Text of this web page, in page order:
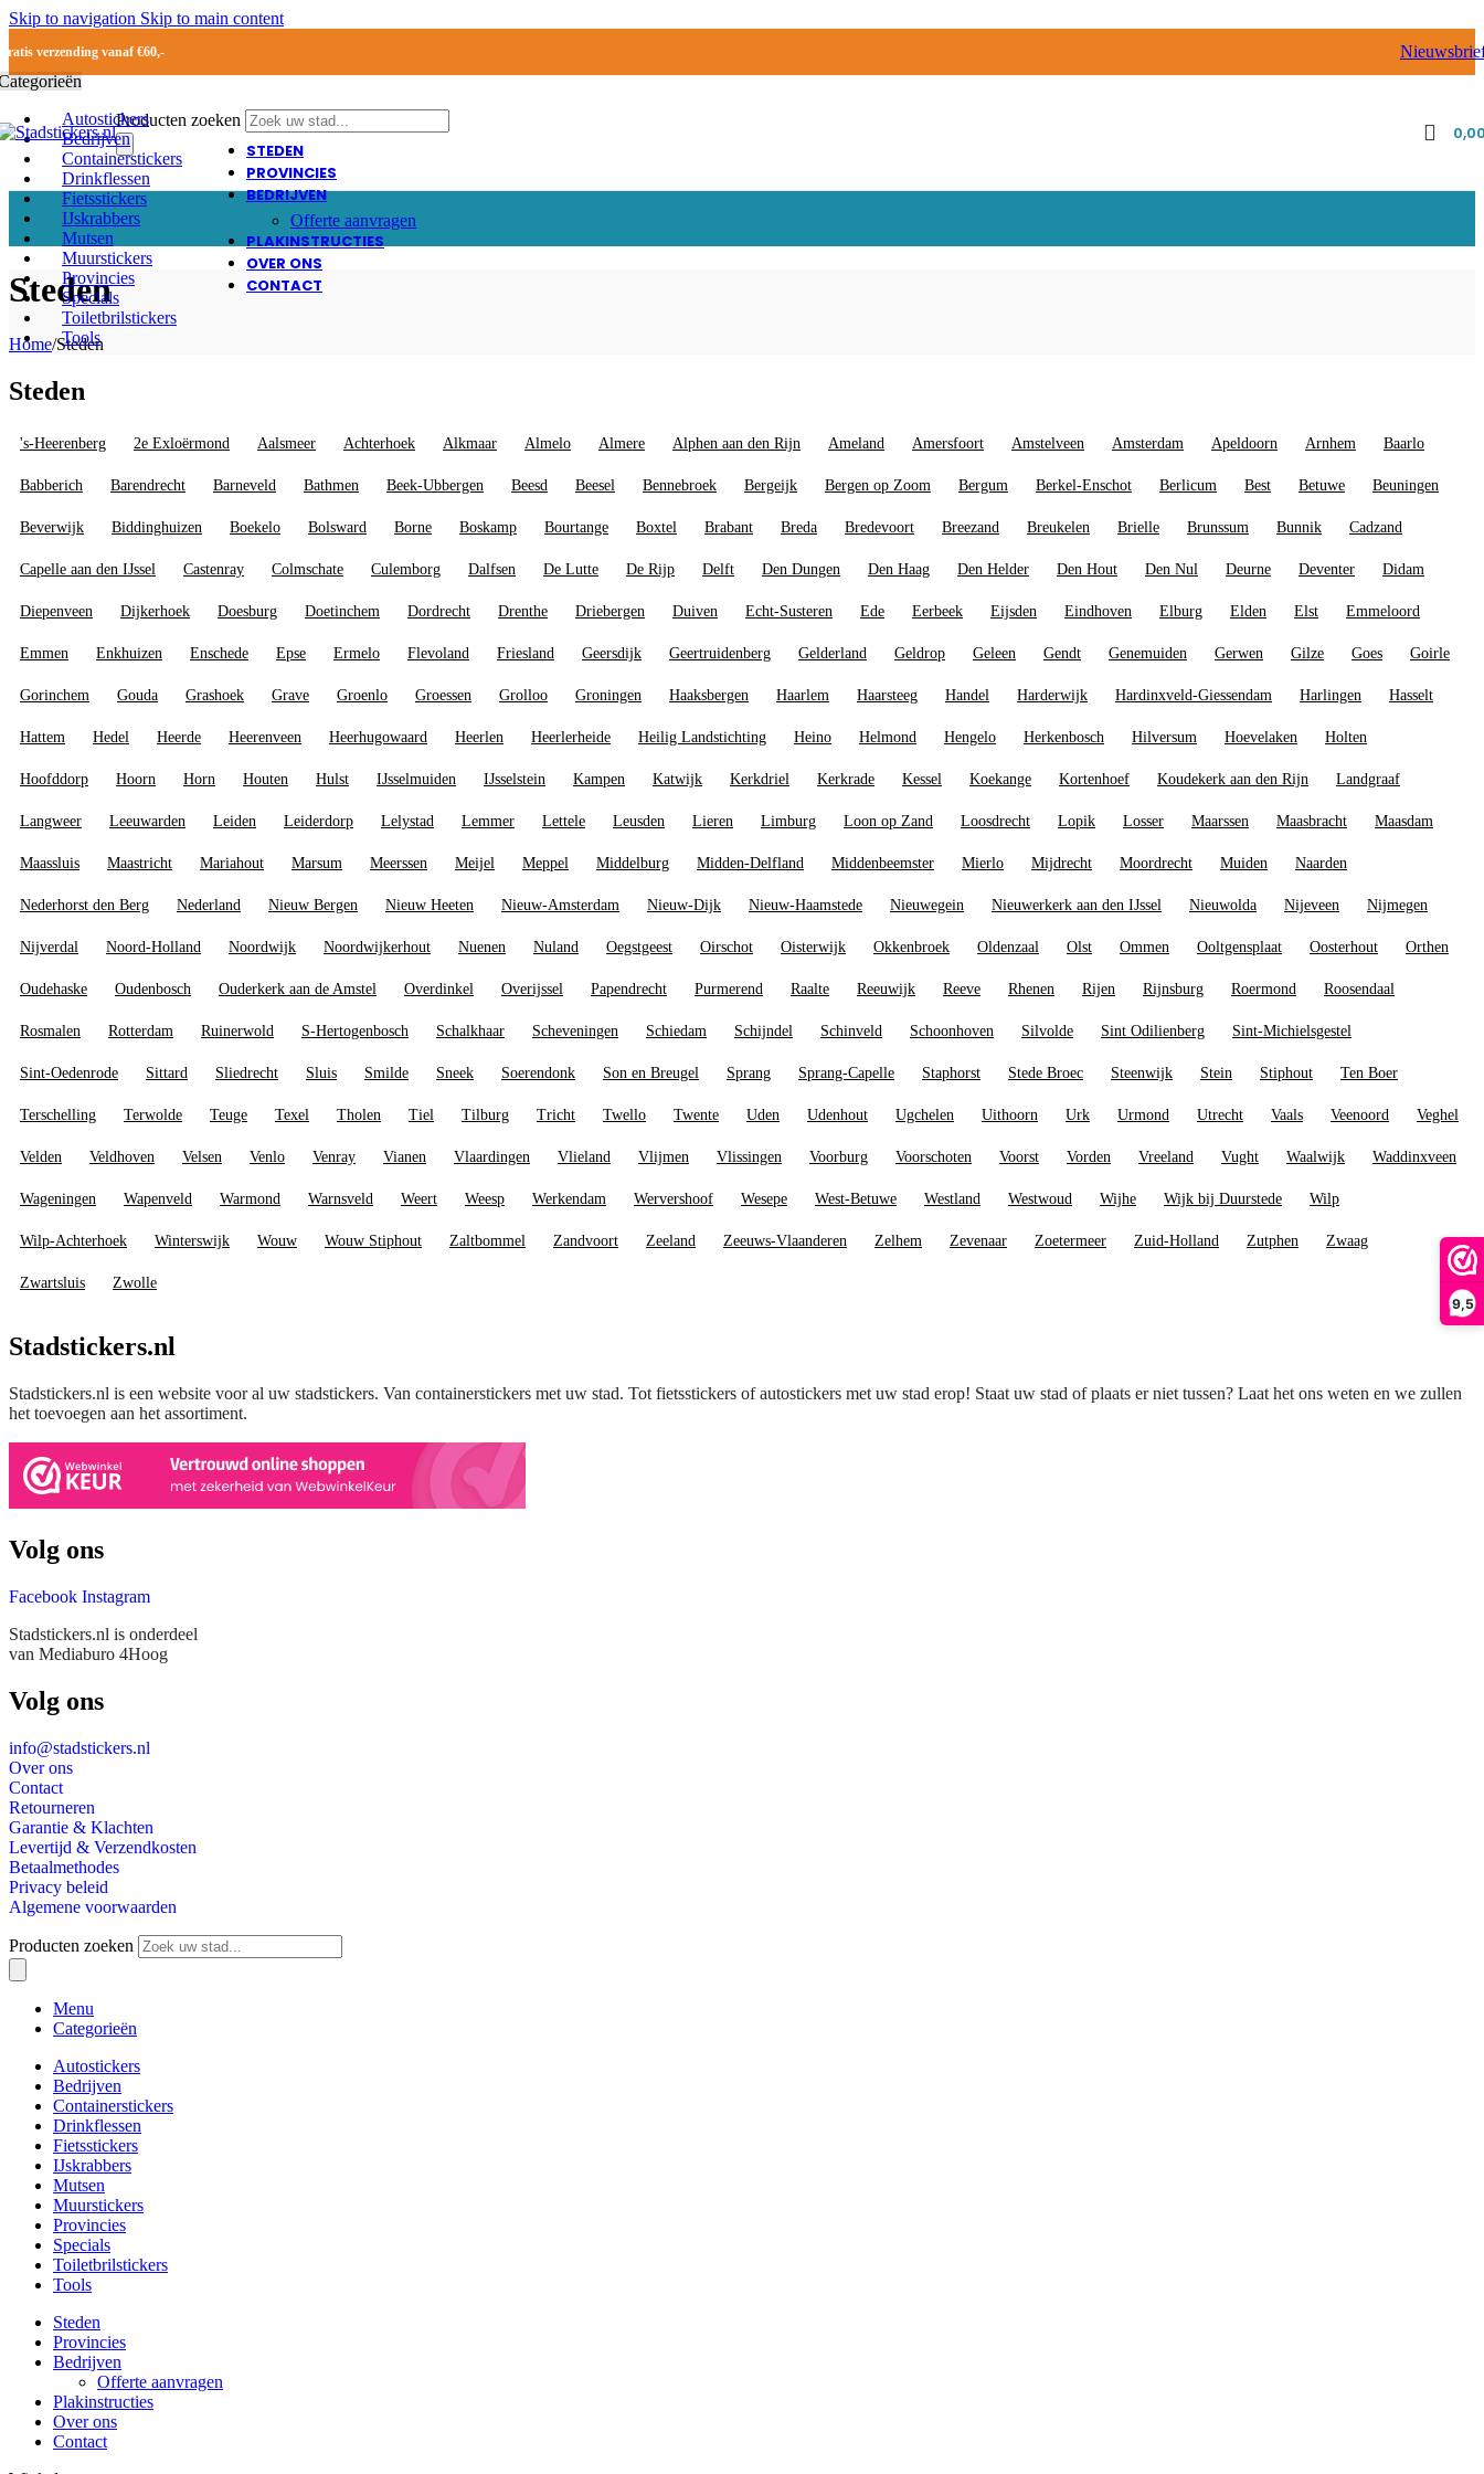
9,5
Skip to navigation Skip to main content
verzending vanaf €60,-
Producten zoeken
Autostickers
Bedrijven
Containerstickers
Drinkflessen
Fietsstickers
IJskrabbers
Mutsen
Muurstickers
Provincies
Specials
Toiletbrilstickers
Tools
STEDEN
PROVINCIES
BEDRIJVEN
Offerte aanvragen
PLAKINSTRUCTIES
OVER ONS
CONTACT
Steden
Home/Steden
Steden
's-Heerenberg 2e Exloërmond Aalsmeer Achterhoek Alkmaar Almelo Almere Alphen aan den Rijn Ameland Amersfoort Amstelveen Amsterdam Apeldoorn Arnhem Baarlo
Babberich Barendrecht Barneveld Bathmen Beek-Ubbergen Beesd Beesel Bennebroek Bergeijk Bergen op Zoom Bergum Berkel-Enschot Berlicum Best Betuwe Beuningen
Beverwijk Biddinghuizen Boekelo Bolsward Borne Boskamp Bourtange Boxtel Brabant Breda Bredevoort Breezand Breukelen Brielle Brunssum Bunnik Cadzand
Capelle aan den IJssel Castenray Colmschate Culemborg Dalfsen De Lutte De Rijp Delft Den Dungen Den Haag Den Helder Den Hout Den Nul Deurne Deventer Didam
Diepenveen Dijkerhoek Doesburg Doetinchem Dordrecht Drenthe Driebergen Duiven Echt-Susteren Ede Eerbeek Eijsden Eindhoven Elburg Elden Elst Emmeloord
Emmen Enkhuizen Enschede Epse Ermelo Flevoland Friesland Geersdijk Geertruidenberg Gelderland Geldrop Geleen Gendt Genemuiden Gerwen Gilze Goes Goirle
Gorinchem Gouda Grashoek Grave Groenlo Groessen Grolloo Groningen Haaksbergen Haarlem Haarsteeg Handel Harderwijk Hardinxveld-Giessendam Harlingen Hasselt
Hattem Hedel Heerde Heerenveen Heerhugowaard Heerlen Heerlerheide Heilig Landstichting Heino Helmond Hengelo Herkenbosch Hilversum Hoevelaken Holten
Hoofddorp Hoorn Horn Houten Hulst IJsselmuiden IJsselstein Kampen Katwijk Kerkdriel Kerkrade Kessel Koekange Kortenhoef Koudekerk aan den Rijn Landgraaf
Langweer Leeuwarden Leiden Leiderdorp Lelystad Lemmer Lettele Leusden Lieren Limburg Loon op Zand Loosdrecht Lopik Losser Maarssen Maasbracht Maasdam
Maassluis Maastricht Mariahout Marsum Meerssen Meijel Meppel Middelburg Midden-Delfland Middenbeemster Mierlo Mijdrecht Moordrecht Muiden Naarden
Nederhorst den Berg Nederland Nieuw Bergen Nieuw Heeten Nieuw-Amsterdam Nieuw-Dijk Nieuw-Haamstede Nieuwegein Nieuwerkerk aan den IJssel Nieuwolda Nijeveen Nijmegen
Nijverdal Noord-Holland Noordwijk Noordwijkerhout Nuenen Nuland Oegstgeest Oirschot Oisterwijk Okkenbroek Oldenzaal Olst Ommen Ooltgensplaat Oosterhout Orthen
Oudehaske Oudenbosch Ouderkerk aan de Amstel Overdinkel Overijssel Papendrecht Purmerend Raalte Reeuwijk Reeve Rhenen Rijen Rijnsburg Roermond Roosendaal
Rosmalen Rotterdam Ruinerwold S-Hertogenbosch Schalkhaar Scheveningen Schiedam Schijndel Schinveld Schoonhoven Silvolde Sint Odilienberg Sint-Michielsgestel
Sint-Oedenrode Sittard Sliedrecht Sluis Smilde Sneek Soerendonk Son en Breugel Sprang Sprang-Capelle Staphorst Stede Broec Steenwijk Stein Stiphout Ten Boer
Terschelling Terwolde Teuge Texel Tholen Tiel Tilburg Tricht Twello Twente Uden Udenhout Ugchelen Uithoorn Urk Urmond Utrecht Vaals Veenoord Veghel
Velden Veldhoven Velsen Venlo Venray Vianen Vlaardingen Vlieland Vlijmen Vlissingen Voorburg Voorschoten Voorst Vorden Vreeland Vught Waalwijk Waddinxveen
Wageningen Wapenveld Warmond Warnsveld Weert Weesp Werkendam Wervershoof Wesepe West-Betuwe Westland Westwoud Wijhe Wijk bij Duurstede Wilp
Wilp-Achterhoek Winterswijk Wouw Wouw Stiphout Zaltbommel Zandvoort Zeeland Zeeuws-Vlaanderen Zelhem Zevenaar Zoetermeer Zuid-Holland Zutphen Zwaag
Zwartsluis Zwolle
Stadstickers.nl
Stadstickers.nl is een website voor al uw stadstickers. Van containerstickers met uw stad. Tot fietsstickers of autostickers met uw stad erop! Staat uw stad of plaats er niet tussen? Laat het ons weten en we zullen
het toevoegen aan het assortiment.
Volg ons
Facebook Instagram
Stadstickers.nl is onderdeel
van Mediaburo 4Hoog
Volg ons
info@stadstickers.nl
Over ons
Contact
Retourneren
Garantie & Klachten
Levertijd & Verzendkosten
Betaalmethodes
Privacy beleid
Algemene voorwaarden
Producten zoeken
Menu
Categorieën
Autostickers
Bedrijven
Containerstickers
Drinkflessen
Fietsstickers
IJskrabbers
Mutsen
Muurstickers
Provincies
Specials
Toiletbrilstickers
Tools
Steden
Provincies
Bedrijven
Offerte aanvragen
Plakinstructies
Over ons
Contact